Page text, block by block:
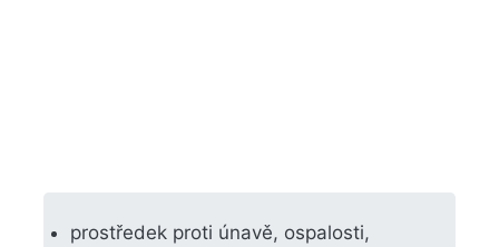
prostředek proti únavě, ospalosti,